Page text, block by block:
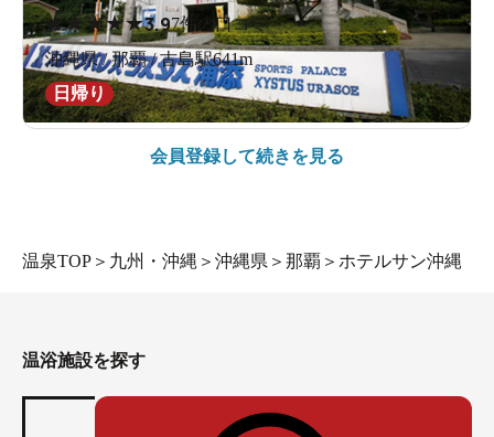
★★★★★3.97件の口コミ
沖縄県 / 那覇 / 古島駅641m
日帰り
会員登録して続きを見る
温泉TOP ＞ 九州・沖縄 ＞ 沖縄県 ＞ 那覇 ＞ ホテルサン沖縄
温浴施設を探す